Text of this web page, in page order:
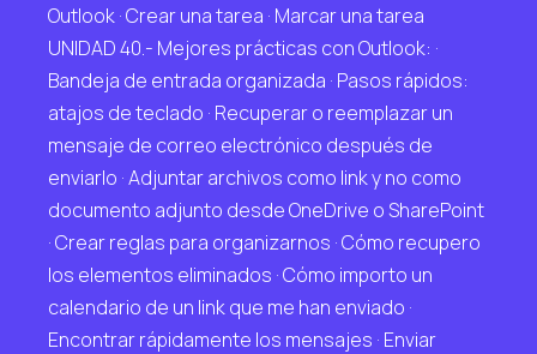
Outlook · Crear una tarea · Marcar una tarea
UNIDAD 40.- Mejores prácticas con Outlook: ·
Bandeja de entrada organizada · Pasos rápidos:
atajos de teclado · Recuperar o reemplazar un
mensaje de correo electrónico después de
enviarlo · Adjuntar archivos como link y no como
documento adjunto desde OneDrive o SharePoint
· Crear reglas para organizarnos · Cómo recupero
los elementos eliminados · Cómo importo un
calendario de un link que me han enviado ·
Encontrar rápidamente los mensajes · Enviar